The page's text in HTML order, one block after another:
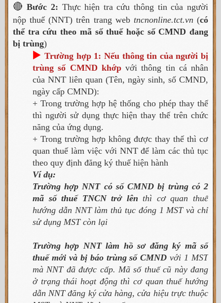
🔴 Bước 2: Thực hiện tra cứu thông tin của người
nộp thuế (NNT) trên trang web tncnonline.tct.vn(có
thể tra cứu theo mã số thuế hoặc số CMND đang
bị trùng)
▶️ Trường hợp 1: Nếu thông tin của người bị
trùng số CMND khớp với thông tin cá nhân
của NNT liên quan (Tên, ngày sinh, số CMND,
ngày cấp CMND):
+ Trong trường hợp hệ thống cho phép thay thế
thì người sử dụng thực hiện thay thế trên chức
năng của ứng dụng.
+ Trong trường hợp không được thay thế thì cơ
quan thuế làm việc với NNT để làm các thủ tục
theo quy định đăng ký thuế hiện hành
Ví dụ:
Trường hợp NNT có số CMND bị trùng có 2
mã số thuế TNCN trở lênthì cơ quan thuế
hướng dẫn NNT làm thủ tục đóng 1 MST và chỉ
sử dụng MST còn lại
Trường hợp NNT làm hồ sơ đăng ký mã số
thuế mới và bị báo trùng số CMNDvới 1 MST
mà NNT đã được cấp. Mã số thuế cũ này đang
ở trạng thái hoạt động thì cơ quan thuế hướng
dẫn NNT đăng ký cửa hàng, cửa hiệu trực thuộc